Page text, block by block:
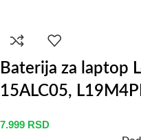
Baterija za laptop
15ALC05,
7.999 RSD